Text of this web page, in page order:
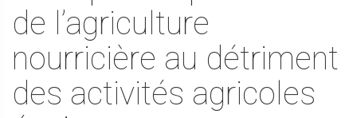
de l’agriculture
nourricière au détriment
des activités agricoles